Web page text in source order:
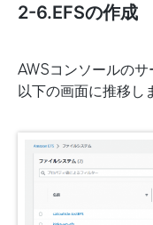
2-6.EFSの作成
AWSコンソールのサ
以下の画面に推移し